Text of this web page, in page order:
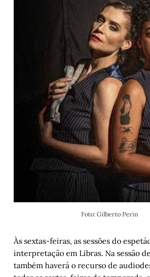
Foto: Gilberto Perin
Às sextas-feiras, as sessões do
interpretação em Libras. Na sessão
também haverá o recurso de